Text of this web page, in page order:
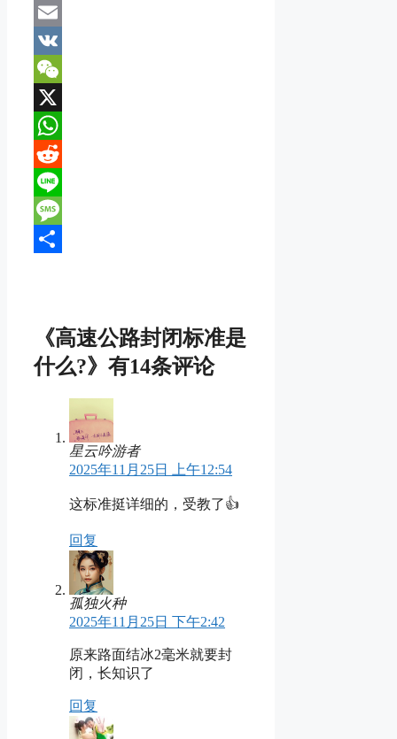
Mastodon
Email
VK
WeChat
X
WhatsApp
Reddit
Line
Message
《高速公路封闭标准是
什么?》有14条评论
星云吟游者
2025年11月25日 上午12:54
这标准挺详细的，受教了👍
回复
孤独火种
2025年11月25日 下午2:42
原来路面结冰2毫米就要封
闭，长知识了
回复